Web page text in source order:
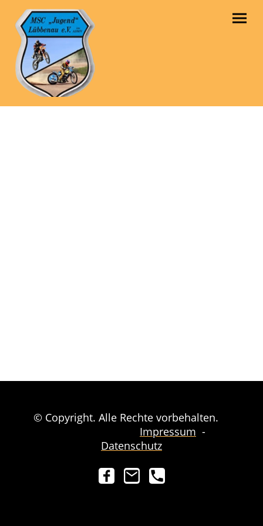
© Copyright. Alle Rechte vorbehalten.
Impressum -
Datenschutz